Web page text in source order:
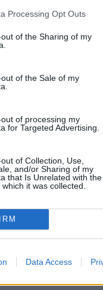
Processing Opt Outs
of the Sharing of my
of the Sale of my
of processing my
for Targeted Advertising.
of Collection, Use,
and/or Sharing of my
that Is Unrelated with the
it was collected.
Data Access
kifejezetten fontos az is,
iskolakezdésre.
ilyenkor, hogy a
tényleg ezen múlik
dolgozó.
nem áll
Ezt jól
maradhatott még egy